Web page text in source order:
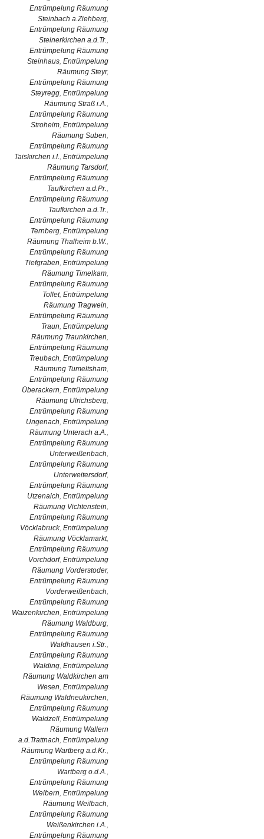
Entrümpelung Räumung
Steinbach a.Ziehberg,
Entrümpelung Räumung
Steinerkirchen a.d.Tr.,
Entrümpelung Räumung
Steinhaus, Entrümpelung
Räumung Steyr,
Entrümpelung Räumung
Steyregg, Entrümpelung
Räumung Straß i.A.,
Entrümpelung Räumung
Stroheim, Entrümpelung
Räumung Suben,
Entrümpelung Räumung
Taiskirchen i.I., Entrümpelung
Räumung Tarsdorf,
Entrümpelung Räumung
Taufkirchen a.d.Pr.,
Entrümpelung Räumung
Taufkirchen a.d.Tr.,
Entrümpelung Räumung
Ternberg, Entrümpelung
Räumung Thalheim b.W.,
Entrümpelung Räumung
Tiefgraben, Entrümpelung
Räumung Timelkam,
Entrümpelung Räumung
Tollet, Entrümpelung
Räumung Tragwein,
Entrümpelung Räumung
Traun, Entrümpelung
Räumung Traunkirchen,
Entrümpelung Räumung
Treubach, Entrümpelung
Räumung Tumeltsham,
Entrümpelung Räumung
Überackern, Entrümpelung
Räumung Ulrichsberg,
Entrümpelung Räumung
Ungenach, Entrümpelung
Räumung Unterach a.A.,
Entrümpelung Räumung
Unterweißenbach,
Entrümpelung Räumung
Unterweitersdorf,
Entrümpelung Räumung
Utzenaich, Entrümpelung
Räumung Vichtenstein,
Entrümpelung Räumung
Vöcklabruck, Entrümpelung
Räumung Vöcklamarkt,
Entrümpelung Räumung
Vorchdorf, Entrümpelung
Räumung Vorderstoder,
Entrümpelung Räumung
Vorderweißenbach,
Entrümpelung Räumung
Waizenkirchen, Entrümpelung
Räumung Waldburg,
Entrümpelung Räumung
Waldhausen i.Str.,
Entrümpelung Räumung
Walding, Entrümpelung
Räumung Waldkirchen am
Wesen, Entrümpelung
Räumung Waldneukirchen,
Entrümpelung Räumung
Waldzell, Entrümpelung
Räumung Wallern
a.d.Trattnach, Entrümpelung
Räumung Wartberg a.d.Kr.,
Entrümpelung Räumung
Wartberg o.d.A.,
Entrümpelung Räumung
Weibern, Entrümpelung
Räumung Weilbach,
Entrümpelung Räumung
Weißenkirchen i.A.,
Entrümpelung Räumung